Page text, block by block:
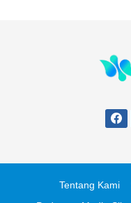
Tentang Kami